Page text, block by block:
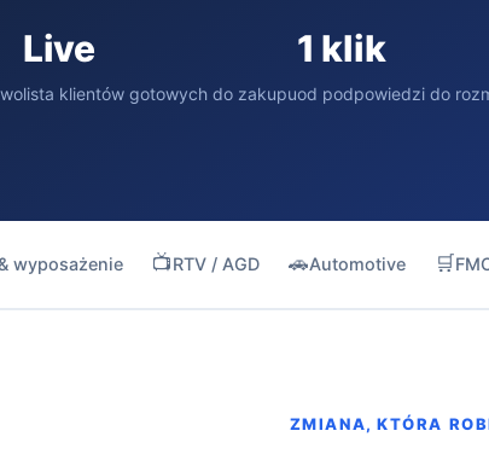
Live
lista klientów gotowych do zakupu
1 klik
od podpowiedzi do
wyposażenie 📺RTV / AGD 🚗Automotive 🛒
ZMIANA, KTÓRA